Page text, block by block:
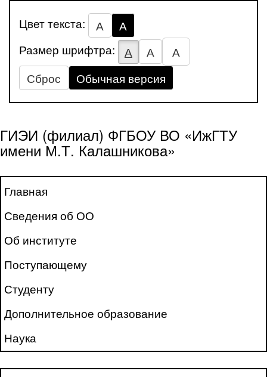
Цвет текста: А
А
Размер шрифтра:
А А
А
Сброс
Обычная версия
ГИЭИ (филиал) ФГБОУ ВО «ИжГТУ
имени М.Т. Калашникова»
Главная
Сведения об ОО
Об институте
Поступающему
Студенту
Дополнительное образование
Наука